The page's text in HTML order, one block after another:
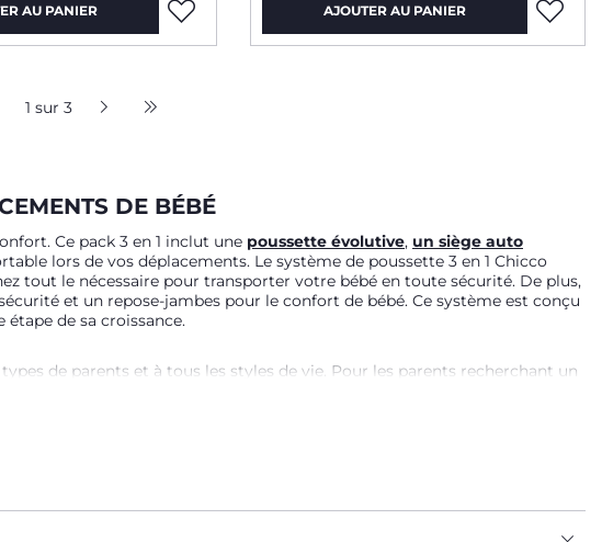
AU PANIER AJOUTER AU PANIER
1 sur 3
DE BÉBÉ
Ce pack 3 en 1 inclut une poussette évolutive, un siège auto
lors de vos déplacements. Le système de poussette 3 en 1 Chicco
tout le nécessaire pour transporter votre bébé en toute sécurité. De plus,
et un repose-jambes pour le confort de bébé. Ce système est conçu
de sa croissance.
de parents et à tous les styles de vie. Pour les parents recherchant un
et confortable, la poussette Mysa Chicco est un excellent choix,